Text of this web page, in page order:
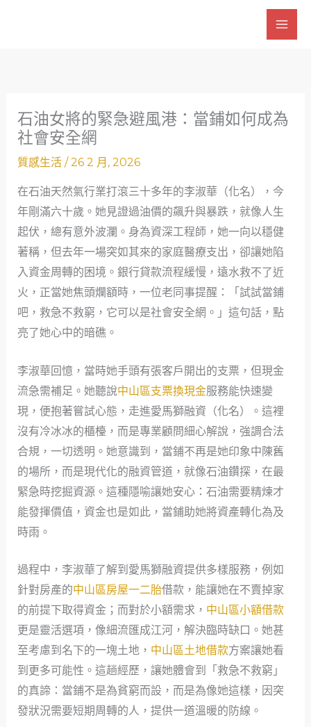
石油女將的緊急避風港：當鋪如何成為
社會安全網
質感生活/26 2 月, 2026
在石油天然氣行業打滾三十多年的李淑華（化名），今
年剛滿六十歲。她見證過油價的飆升與暴跌，就像人生
起伏，總有意外波瀾。身為資深工程師，她一向以穩健
著稱，但去年一場突如其來的家庭醫療支出，卻讓她陷
入資金周轉的困境。銀行貸款流程緩慢，遠水救不了近
火，正當她焦頭爛額時，一位老同事提醒：「試試當鋪
吧，救急不救窮，它可以是社會安全網。」這句話，點
亮了她心中的暗礁。
李淑華回憶，當時她手頭有張客戶開出的支票，但現金
流急需補足。她聽說中山區支票換現金服務能快速變
現，便抱著嘗試心態，走進愛馬獅融資（化名）。這裡
沒有冷冰冰的櫃檯，而是專業顧問細心解說，強調合法
合規，一切透明。她意識到，當鋪不再是她印象中陳舊
的場所，而是現代化的融資管道，就像石油鑽探，在最
緊急時挖掘資源。這種隱喻讓她安心：石油需要精煉才
能發揮價值，資金也是如此，當鋪助她將資產轉化為及
時雨。
過程中，李淑華了解到愛馬獅融資提供多樣服務，例如
針對房產的中山區房屋一二胎借款，能讓她在不賣掉家
的前提下取得資金；而對於小額需求， 中山區小額借款
更是靈活選項，像細流匯成江河，解決臨時缺口。她甚
至考慮到名下的一塊土地， 中山區土地借款方案讓她看
到更多可能性。這趟經歷，讓她體會到「救急不救窮」
的真諦：當鋪不是為貧窮而設，而是為像她這樣，因突
發狀況需要短期周轉的人，提供一道溫暖的防線。